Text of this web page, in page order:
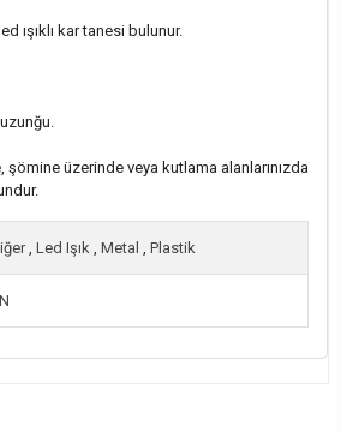
ışıklı kar tanesi bulunur.
şömine üzerinde veya kutlama alanlarınızda
, Led Işık , Metal , Plastik